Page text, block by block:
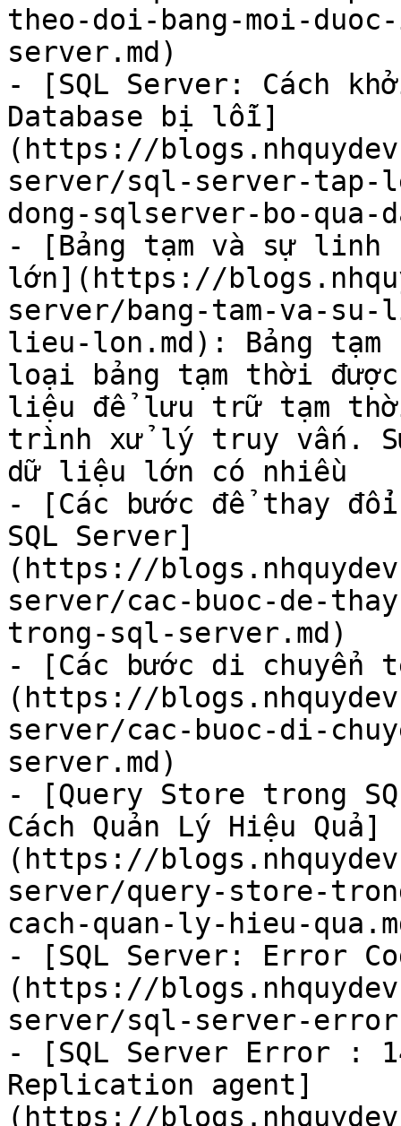
theo-doi-bang-moi-
server.md)
- [SQL Server: Cách
Database bị lỗi]
(https://
server/sql-server-tap-
dong-sqlserver-bo-
- [Bảng tạm và sự
lớn](https://
server/bang-tam-va-
lieu-lon.md): Bảng
loại bảng tạm thời
liệu để lưu trữ tạm
trình xử lý truy vấn.
dữ liệu lớn có nhiều
- [Các bước để thay
SQL Server]
(https://
server/cac-buoc-de-
trong-sql-server.md)
- [Các bước di chuyển
(https://
server/cac-buoc-di-
server.md)
- [Query Store trong
Cách Quản Lý Hiệu Quả]
(https://
server/query-store-
cach-quan-ly-hieu-
- [SQL Server: Error
(https://
server/sql-server-
- [SQL Server Error :
Replication agent]
(https://